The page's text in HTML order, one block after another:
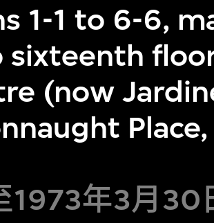
1-1 to 6-6,
(now
1973年3月30